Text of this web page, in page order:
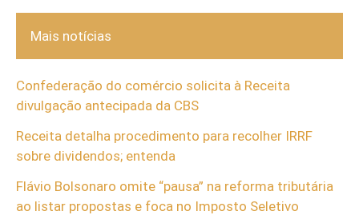
Mais notícias
Confederação do comércio solicita à Receita
divulgação antecipada da CBS
Receita detalha procedimento para recolher IRRF
sobre dividendos; entenda
Flávio Bolsonaro omite “pausa” na reforma tributária
ao listar propostas e foca no Imposto Seletivo